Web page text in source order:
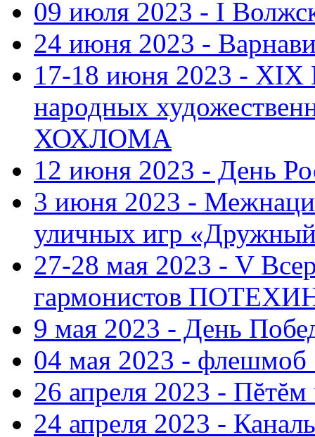
09 июля 2023 - I
24 июня 2023 -
17-18 июня 2023 - XIX
народных
ХОХЛОМА
12 июня 2023 - День
3 июня 2023 -
уличных игр
27-28 мая 2023 - V
гармонистов
9 мая 2023 - День
04 мая 2023 - флешмоб
26 апреля 2023 -
24 апреля 2023 -